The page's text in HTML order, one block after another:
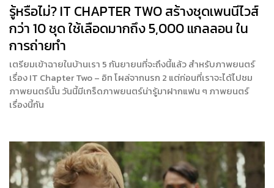
รู้หรือไม่? IT CHAPTER TWO สร้างชุดเพนนีไวส์
กว่า 10 ชุด ใช้เลือดมากถึง 5,000 แกลลอน ใน
การถ่ายทำ
เตรียมเข้าฉายในบ้านเรา 5 กันยายนที่จะถึงนี้แล้ว สำหรับภาพยนตร์
เรื่อง IT Chapter Two – อิท โผล่จากนรก 2 แต่ก่อนที่เราจะได้ไปชม
ภาพยนตร์นั้น วันนี้มีเกร็ดภาพยนตร์น่ารู้มาฝากแฟน ๆ ภาพยนตร์
เรื่องนี้กัน